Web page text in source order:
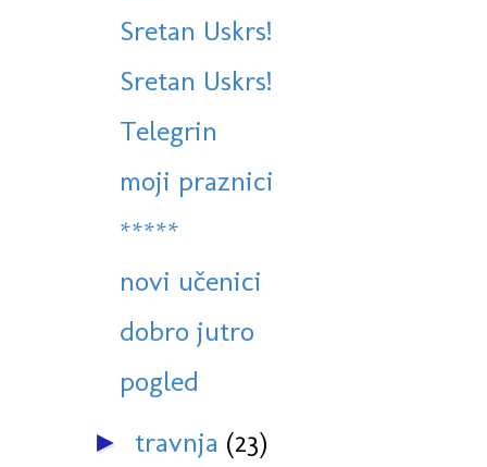
Sretan Uskrs!
Sretan Uskrs!
Telegrin
moji praznici
*****
novi učenici
dobro jutro
pogled
► travnja (23)